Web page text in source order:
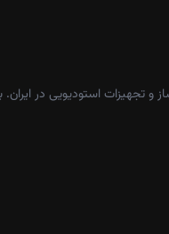
تجهیزات استودیویی در ایران.